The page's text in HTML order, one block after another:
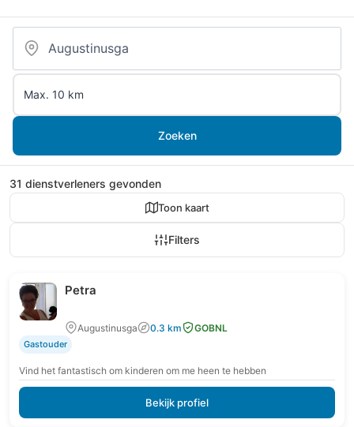
Zoeken
31 dienstverleners gevonden
Toon kaart
Filters
Petra
Augustinusga 0.3 km GOBNL
Gastouder
Vind het fantastisch om kinderen om me heen te hebben
Bekijk profiel